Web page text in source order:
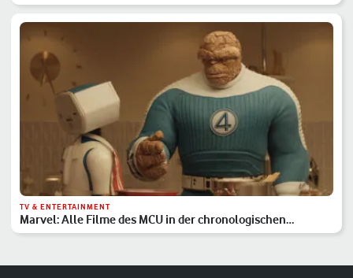
TV & ENTERTAINMENT
Marvel: Alle Filme des MCU in der chronologischen
Reihenfolge